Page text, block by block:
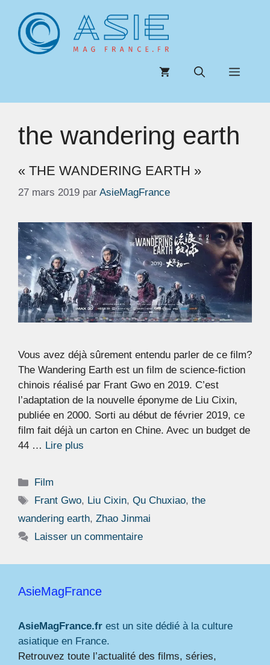
contenu
Menu
the wandering earth
« THE WANDERING EARTH »
27 mars 2019 par AsieMagFrance
Vous avez déjà sûrement entendu parler de ce film?
The Wandering Earth est un film de science-fiction
chinois réalisé par Frant Gwo en 2019. C’est
l’adaptation de la nouvelle éponyme de Liu Cixin,
publiée en 2000. Sorti au début de février 2019, ce
film fait déjà un carton en Chine. Avec un budget de
44 … Lire plus
Catégories
Film
Étiquettes
Frant Gwo, Liu Cixin,Qu Chuxiao,the
wandering earth, Zhao Jinmai
Laisser un commentaire
AsieMagFrance
AsieMagFrance.fr est un site dédié à la culture
asiatique en France.
Retrouvez toute l’actualité des films, séries,